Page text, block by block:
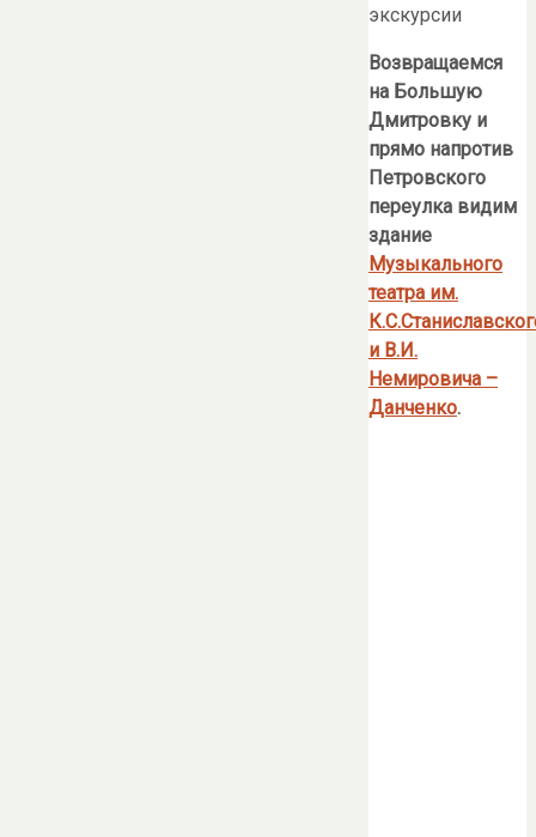
экскурсии
Возвращаемся
на Большую
Дмитровку и
прямо напротив
Петровского
переулка видим
здание
Музыкального
театра им.
и В.И.
Немировича –
Данченко.